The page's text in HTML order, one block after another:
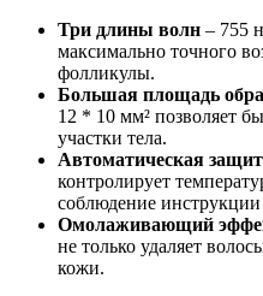
Три длины волн – 755
максимально точного
фолликулы.
Большая площадь
12 * 10 мм² позволяет
участки тела.
Автоматическая
контролирует
соблюдение
Омолаживающий
не только удаляет
кожи.